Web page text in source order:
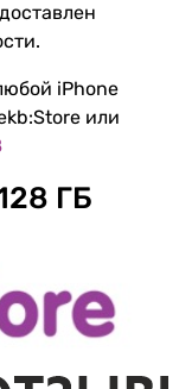
iPhone
или
ГБ